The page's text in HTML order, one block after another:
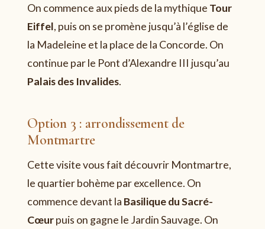
On commence aux pieds de la mythique Tour
Eiffel, puis on se promène jusqu’à l’église de
la Madeleine et la place de la Concorde. On
continue par le Pont d’Alexandre III jusqu’au
Palais des Invalides.
Option 3 : arrondissement de
Montmartre
Cette visite vous fait découvrir Montmartre,
le quartier bohème par excellence. On
commence devant la Basilique du Sacré-
Cœurpuis on gagne le Jardin Sauvage. On